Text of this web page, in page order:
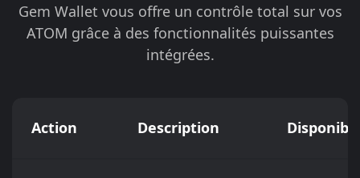
Gem Wallet vous offre un contrôle total sur vos
ATOM grâce à des fonctionnalités puissantes
intégrées.
Action Description